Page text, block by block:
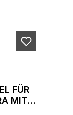
FÜR
MIT